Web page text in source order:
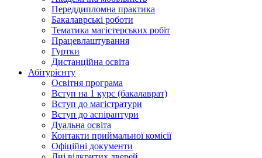
Переддипломна практика
Бакалаврські роботи
Тематика магістерських робіт
Працевлаштування
Гуртки
Дистанційна освіта
Абітурієнту
Освітня програма
Вступ на 1 курс (бакалаврат)
Вступ до магістратури
Вступ до аспірантури
Дуальна освіта
Контакти приймальної комісії
Офіційні документи